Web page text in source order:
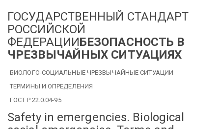
ГОСУДАРСТВЕННЫЙ СТАНДАРТ
РОССИЙСКОЙ
ФЕДЕРАЦИИБЕЗОПАСНОСТЬ В
ЧРЕЗВЫЧАЙНЫХ СИТУАЦИЯХ
БИОЛОГО-СОЦИАЛЬНЫЕ ЧРЕЗВЫЧАЙНЫЕ СИТУАЦИИ
ТЕРМИНЫ И ОПРЕДЕЛЕНИЯ
ГОСТ Р 22.0.04-95
Safety in emergencies. Biological